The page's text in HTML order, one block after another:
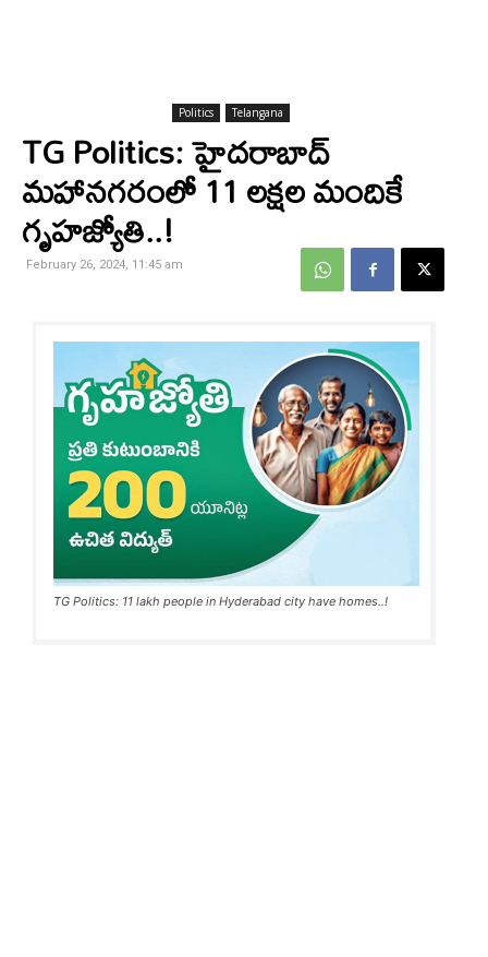
Politics Telangana
TG Politics: హైదరాబాద్
మహానగరంలో 11 లక్షల మందికే
గృహజ్యోతి..!
February 26, 2024, 11:45 am
TG Politics: 11 lakh people in Hyderabad city have homes..!